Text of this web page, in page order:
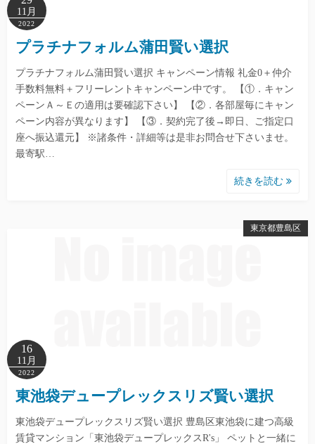
11月
2022
プラチナフォルム蒲田賢い選択
プラチナフォルム蒲田賢い選択 キャンペーン情報 礼金0＋仲介
手数料無料＋フリーレントキャンペーン中です。 【①．キャン
ペーンＡ～Ｅの適用は要確認下さい】 【②．各部屋毎にキャン
ペーン内容が異なります】 【③．契約完了後→即日、ご指定口
座へ振込還元】 ※諸条件・詳細等は是非お問合せ下さいませ。
最寄駅…
続きを読む
東京都豊島区
16
11月
2022
東池袋デュープレックスリズ賢い選択
東池袋デュープレックスリズ賢い選択 豊島区東池袋に建つ高級
賃貸マンション「東池袋デュープレックスR's」 ペットと一緒に